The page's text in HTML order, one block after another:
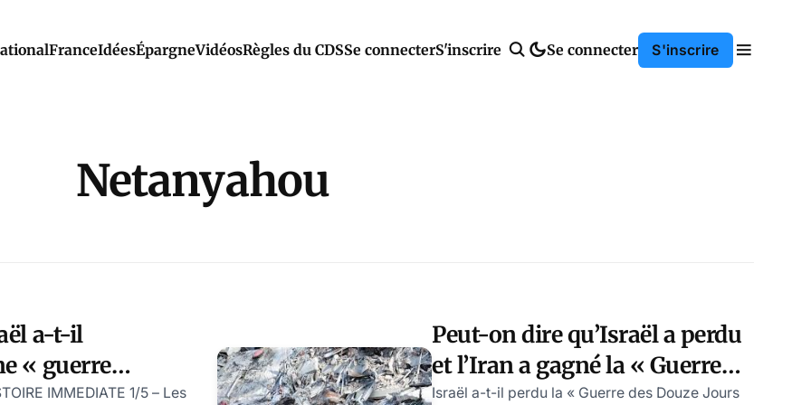
FranceIdéesÉpargneVidéosRègles du CDSSe connecterS'inscrire Se connecter S'inscrire
Netanyahou
a-t-il
« guerre
l’Iran? par
IMMEDIATE 1/5 – Les
Peut-on dire qu’Israël a perdu
et l’Iran a gagné la « Guerre
des Douze Jours »?
Israël a-t-il perdu la « Guerre des Douze Jours